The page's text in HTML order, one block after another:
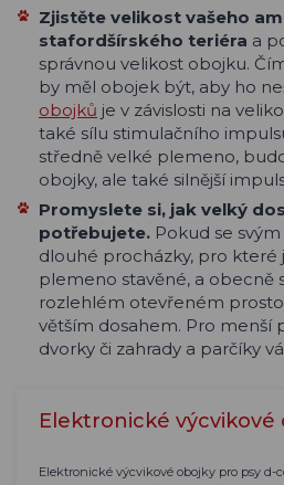
Zjistěte velikost vašeho
stafordšírského teriéra a
správnou velikost obojku.
by měl obojek být, aby ho
obojků je v závislosti na
také sílu stimulačního
středně velké plemeno,
obojky, ale také silnější
Promyslete si, jak velký
potřebujete. Pokud se
dlouhé procházky, pro které
plemeno stavěné, a obecně
rozlehlém otevřeném
větším dosahem. Pro menší
dvorky či zahrady a parčíky
Elektronické výcvikové
Elektronické výcvikové obojky pro psy d-